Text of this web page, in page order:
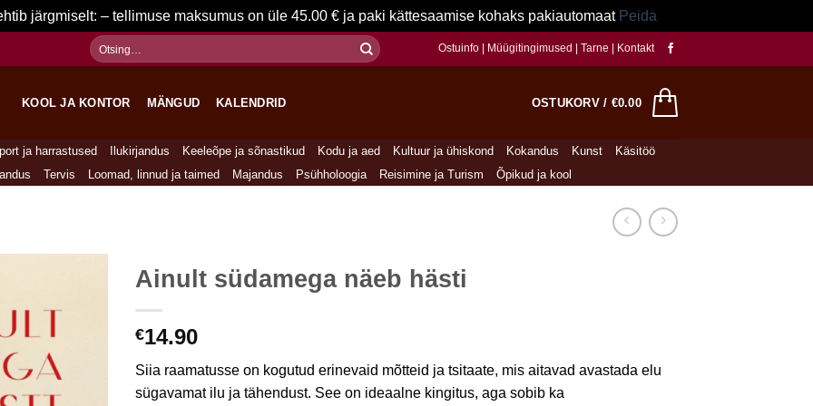
järgmiselt: – tellimuse maksumus on üle 45.00 € ja paki kättesaamise kohaks pakiautomaat Peida
Otsi:
Ostuinfo Müügitingimused |Tarne Kontakt
KOOL JA KONTOR MÄNGUD KALENDRID OSTUKORV / €0.00
ja harrastused Ilukirjandus Keeleõpe ja sõnastikud Kodu ja aed Kultuur ja ühiskond Kokandus Kunst
Käsitöö
Tervis Loomad, linnud ja taimed Majandus Psühholoogia Reisimine ja Turism Õpikud ja kool
Ainult südamega näeb hästi
€14.90
Siia raamatusse on kogutud erinevaid mõtteid ja tsitaate, mis aitavad avastada elu
sügavamat ilu ja tähendust. See on ideaalne kingitus, aga sobib ka